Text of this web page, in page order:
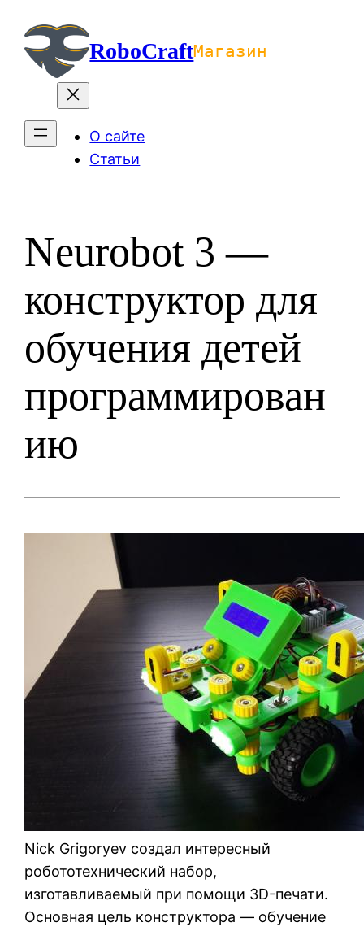
содержимомуRoboCraftМагазин
О сайте
Статьи
Neurobot 3 —
конструктор для
обучения детей
программирован
ию
Nick Grigoryev создал интересный
робототехнический набор,
изготавливаемый при помощи 3D-печати.
Основная цель конструктора — обучение